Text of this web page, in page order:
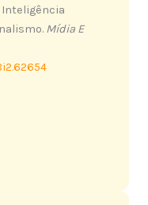
Inteligência
Mídia E